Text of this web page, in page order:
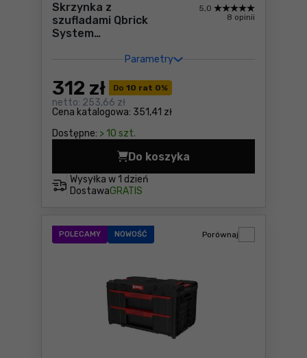
Skrzynka z
szufladami Qbrick
System
TOOLBOX RED Ultra
Parametry
5,0
8 opinii
Do 10 rat 0%
Cena katalogowa: 351,41 zł
312 zł
netto: 253,66 zł
Dostępne: > 10 szt.
Wysyłka w 1 dzień
DostawaGRATIS
Do koszyka
Skrzynka z szufladami
POLECAMY NOWOŚĆ Porównaj